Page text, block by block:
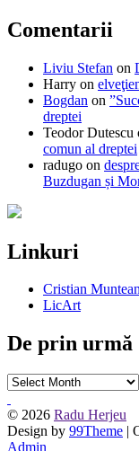
Comentarii
Liviu Stefan on
Harry on
Bogdan on
dreptei
Teodor Dutescu
comun al dreptei
radugo on
Buzdugan și
Linkuri
Cristian
LicArt
De prin urmă
De
urmă
© 2026 Radu Herjeu
Design by 99Theme |
Admin